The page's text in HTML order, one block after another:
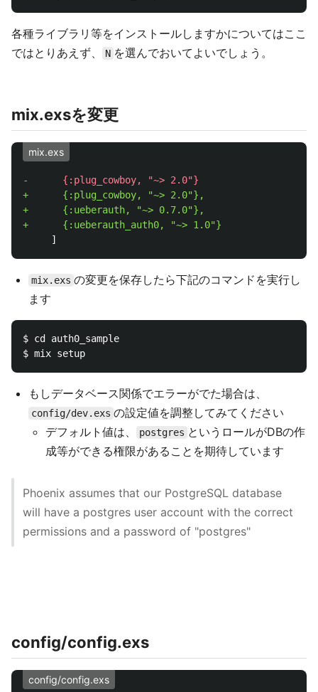
各種ライブラリ等をインストールしますかについてはここ
ではとりあえず、
N を選んでおいてよいでしょう。
mix.exsを変更
mix.exs
+      {:plug_cowboy, "~> 2.0"},
+      {:ueberauth, "~> 0.7.0"},
mix.exs の変更を保存したら下記のコマンドを実行し
ます
$ cd auth0_sample
もしデータベース関係でエラーがでた場合は、
config/dev.exs の設定値を調整してみてください
デフォルト値は、
postgres というロールがDBの作
成等ができる権限があることを期待しています
Phoenix assumes that our PostgreSQL database
will have a postgres user account with the correct
permissions and a password of "postgres"
config/config.exs
config/config.exs